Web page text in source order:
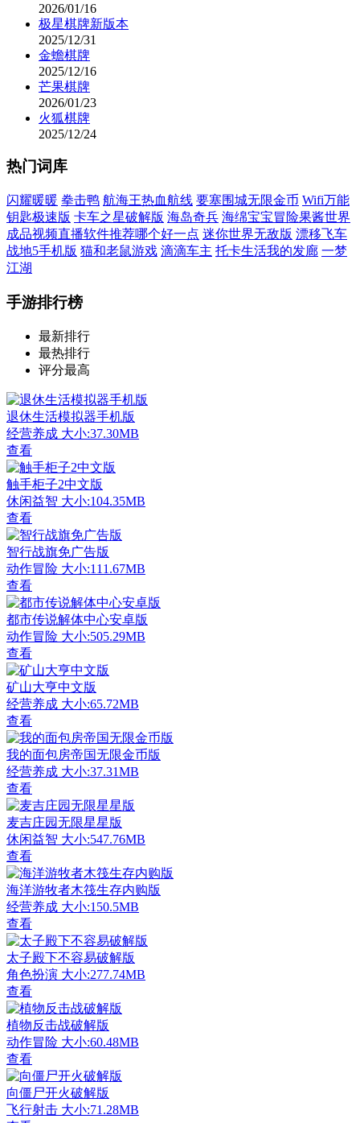
2026/01/16
极星棋牌新版本
2025/12/31
金蟾棋牌
2025/12/16
芒果棋牌
2026/01/23
火狐棋牌
2025/12/24
热门词库
闪耀暖暖 拳击鸭 航海王热血航线 要塞围城无限金币 Wifi万能
钥匙极速版 卡车之星破解版 海岛奇兵 海绵宝宝冒险果酱世界
成品视频直播软件推荐哪个好一点 迷你世界无敌版 漂移飞车
战地5手机版 猫和老鼠游戏 滴滴车主 托卡生活我的发廊 一梦
江湖
手游排行榜
最新排行
最热排行
评分最高
退休生活模拟器手机版
经营养成 大小:37.30MB
查看
触手柜子2中文版
休闲益智 大小:104.35MB
查看
智行战旗免广告版
动作冒险 大小:111.67MB
查看
都市传说解体中心安卓版
动作冒险 大小:505.29MB
查看
矿山大亨中文版
经营养成 大小:65.72MB
查看
我的面包房帝国无限金币版
经营养成 大小:37.31MB
查看
麦吉庄园无限星星版
休闲益智 大小:547.76MB
查看
海洋游牧者木筏生存内购版
经营养成 大小:150.5MB
查看
太子殿下不容易破解版
角色扮演 大小:277.74MB
查看
植物反击战破解版
动作冒险 大小:60.48MB
查看
向僵尸开火破解版
飞行射击 大小:71.28MB